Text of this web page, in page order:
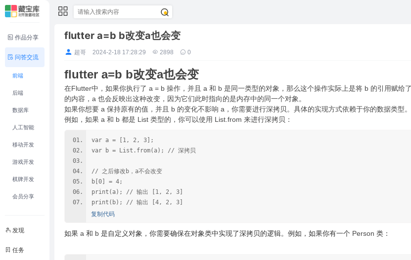
作品分享
问答交流
前端
后端
数据库
人工智能
移动开发
游戏开发
棋牌开发
会员分享
发现
任务
flutter a=b b改变a也会变
超哥 2024-2-18 17:28:29 2898 0
flutter a=b b改变a也会变
在Flutter中，如果你执行了 a = b 操作，并且 a 和 b 是同一类型的对象，那么这个操作实际上是将 b 的引用赋给
的内容，a 也会反映出这种改变，因为它们此时指向的是内存中的同一个对象。
如果你想要 a 保持原有的值，并且 b 的变化不影响 a，你需要进行深拷贝。具体的实现方式依赖于你的数据类型。
例如，如果 a 和 b 都是 List 类型的，你可以使用 List.from 来进行深拷贝：
var a = [1, 2, 3];
var b = List.from(a); // 深拷贝
// 之后修改b，a不会改变
b[0] = 4;
print(a); // 输出 [1, 2, 3]
print(b); // 输出 [4, 2, 3]
复制代码
如果 a 和 b 是自定义对象，你需要确保在对象类中实现了深拷贝的逻辑。例如，如果你有一个 Person 类：